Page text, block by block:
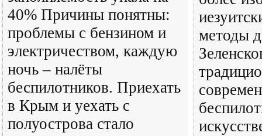
40% Причины понятны:
проблемы с бензином и
электричеством, каждую
ночь – налёты
беспилотников. Приехать
в Крым и уехать с
полуострова стало
методы